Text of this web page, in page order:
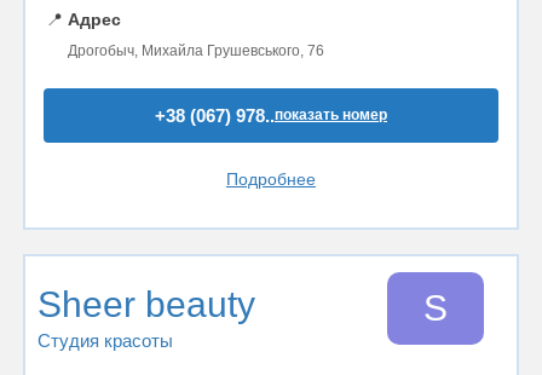
📍 Адрес
Дрогобыч, Михайла Грушевського, 76
+38 (067) 978..показать номер
Подробнее
Sheer beauty
Студия красоты
S